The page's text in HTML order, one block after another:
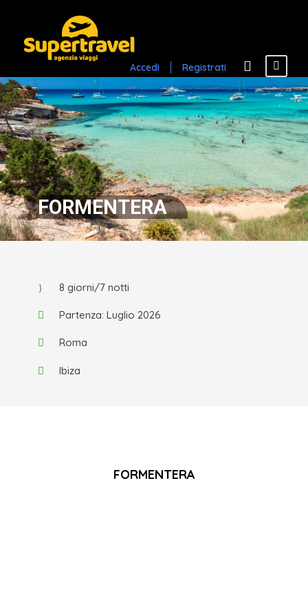
Accedi Registrati
FORMENTERA
8 giorni/7 notti
Partenza: Luglio 2026
Roma
Ibiza
FORMENTERA